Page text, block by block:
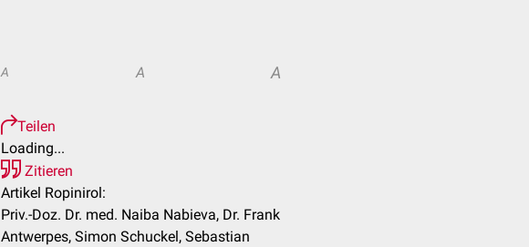
A A A
Teilen
Loading...
Zitieren
Artikel Ropinirol:
Priv.-Doz. Dr. med. Naiba Nabieva, Dr. Frank
Antwerpes, Simon Schuckel, Sebastian